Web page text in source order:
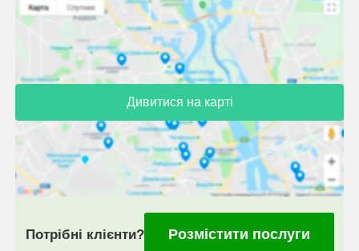
Дивитися на карті
Потрібні клієнти? Розмістити послуги